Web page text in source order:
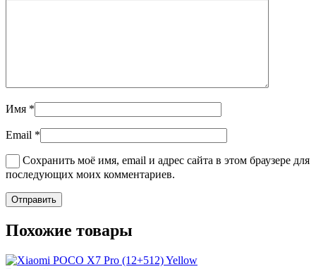
Имя *
Email *
Сохранить моё имя, email и адрес сайта в этом браузере для
последующих моих комментариев.
Похожие товары